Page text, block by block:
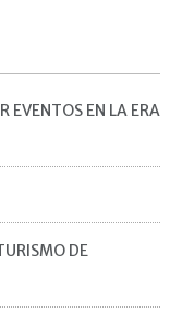
EVENTOS EN LA ERA
DE